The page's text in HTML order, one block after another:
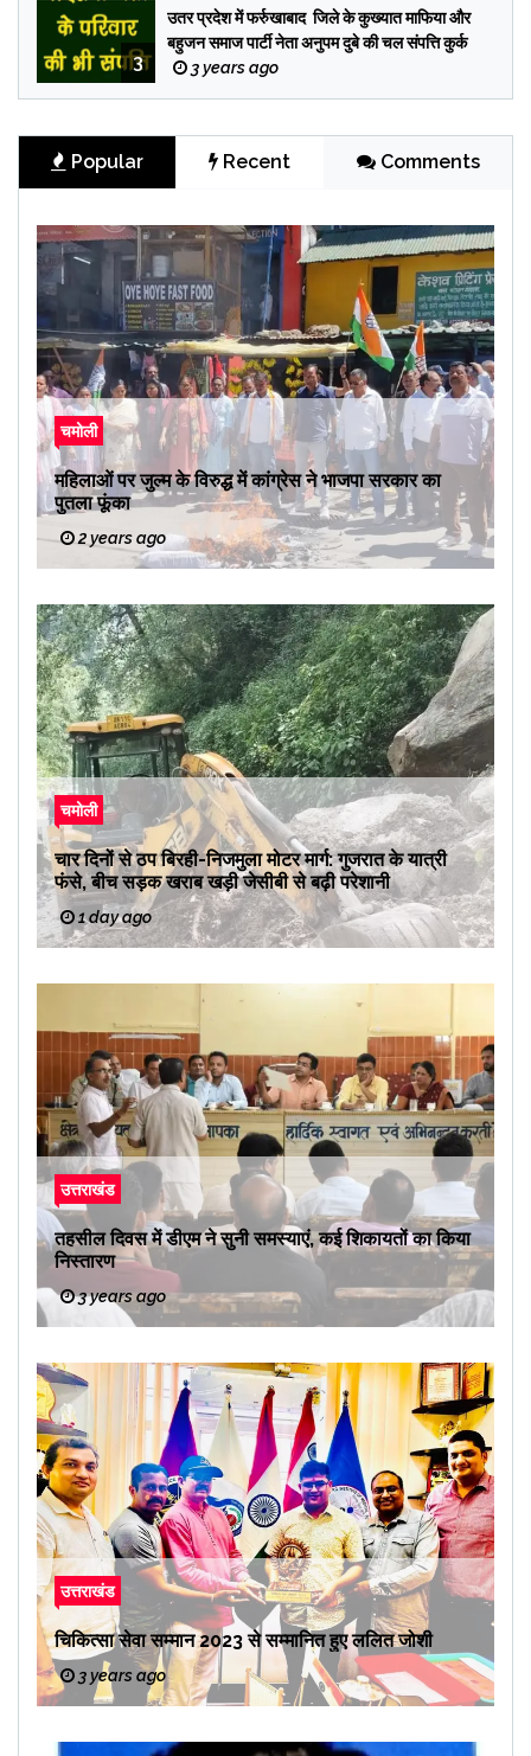
3
उतर प्रदेश में फर्रुखाबाद जिले के कुख्यात माफिया और
बहुजन समाज पार्टी नेता अनुपम दुबे की चल संपत्ति कुर्क
3 years ago
Popular Recent Comments
चमोली
महिलाओं पर जुल्म के विरुद्ध में कांग्रेस ने भाजपा सरकार का
पुतला फूंका
2 years ago
चमोली
चार दिनों से ठप बिरही-निजमुला मोटर मार्ग: गुजरात के यात्री
फंसे, बीच सड़क खराब खड़ी जेसीबी से बढ़ी परेशानी
1 day ago
उत्तराखंड
तहसील दिवस में डीएम ने सुनी समस्याएं, कई शिकायतों का किया
निस्तारण
3 years ago
उत्तराखंड
चिकित्सा सेवा सम्मान 2023 से सम्मानित हुए ललित जोशी
3 years ago